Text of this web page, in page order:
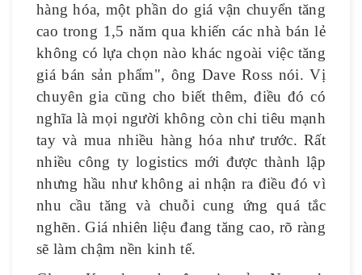
hàng hóa, một phần do giá vận chuyển tăng
cao trong 1,5 năm qua khiến các nhà bán lẻ
không có lựa chọn nào khác ngoài việc tăng
giá bán sản phẩm", ông Dave Ross nói. Vị
chuyên gia cũng cho biết thêm, điều đó có
nghĩa là mọi người không còn chi tiêu mạnh
tay và mua nhiều hàng hóa như trước. Rất
nhiều công ty logistics mới được thành lập
nhưng hầu như không ai nhận ra điều đó vì
nhu cầu tăng và chuỗi cung ứng quá tắc
nghẽn. Giá nhiên liệu đang tăng cao, rõ ràng
sẽ làm chậm nền kinh tế.